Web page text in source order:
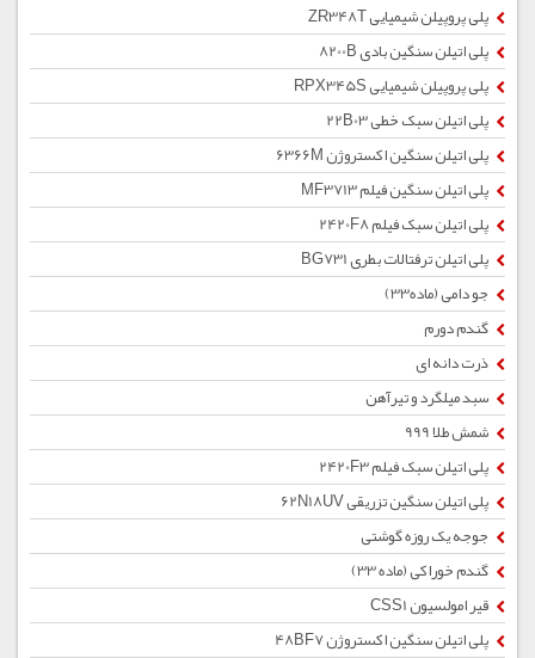
پلی پروپیلن شیمیایی ZR348T
پلی اتیلن سنگین بادی 8200B
پلی پروپیلن شیمیایی RPX345S
پلی اتیلن سبک خطی 22B03
پلی اتیلن سنگین اکستروژن 6366M
پلی اتیلن سنگین فیلم MF3713
پلی اتیلن سبک فیلم 2420F8
پلی اتیلن ترفتالات بطری BG731
جو دامی (ماده33)
گندم دورم
ذرت دانه ای
سبد میلگرد و تیرآهن
شمش طلا 999
پلی اتیلن سبک فیلم 2420F3
پلی اتیلن سنگین تزریقی 62N18UV
جوجه یک روزه گوشتی
گندم خوراکی (ماده 33)
قیر امولسیون CSS1
پلی اتیلن سنگین اکستروژن 48BF7